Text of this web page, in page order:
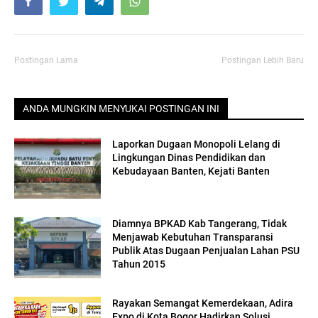
Postingan Lama Postingan Lebih Baru
ANDA MUNGKIN MENYUKAI POSTINGAN INI
Laporkan Dugaan Monopoli Lelang di
Lingkungan Dinas Pendidikan dan
Kebudayaan Banten, Kejati Banten
Diamnya BPKAD Kab Tangerang, Tidak
Menjawab Kebutuhan Transparansi
Publik Atas Dugaan Penjualan Lahan PSU
Tahun 2015
Rayakan Semangat Kemerdekaan, Adira